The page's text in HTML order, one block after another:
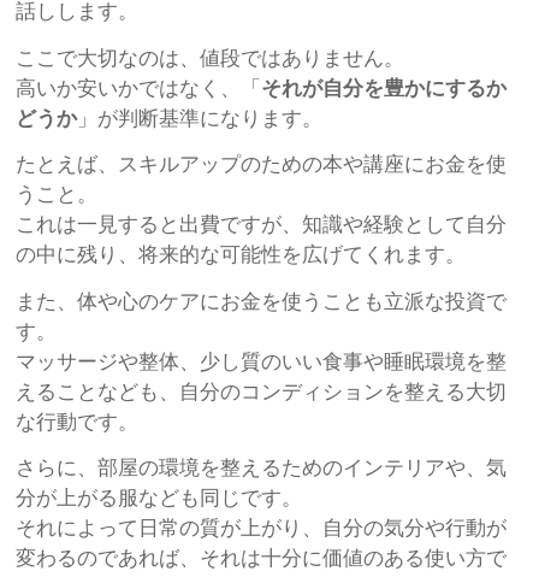
話しします。
ここで大切なのは、値段ではありません。
高いか安いかではなく、「 それが自分を豊かにするか
どうか」が判断基準になります。
たとえば、スキルアップのための本や講座にお金を使
うこと。
これは一見すると出費ですが、知識や経験として自分
の中に残り、将来的な可能性を広げてくれます。
また、体や心のケアにお金を使うことも立派な投資で
す。
マッサージや整体、少し質のいい食事や睡眠環境を整
えることなども、自分のコンディションを整える大切
な行動です。
さらに、部屋の環境を整えるためのインテリアや、気
分が上がる服なども同じです。
それによって日常の質が上がり、自分の気分や行動が
変わるのであれば、それは十分に価値のある使い方で